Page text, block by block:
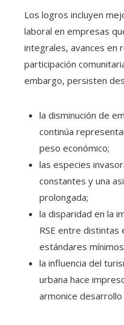
Los logros incluyen
laboral en empresas
integrales, avances en
participación
embargo, persisten
la disminución de
continúa
peso económico;
las especies
constantes y una
prolongada;
la disparidad en la
RSE entre
estándares
la influencia del
urbana hace
armonice